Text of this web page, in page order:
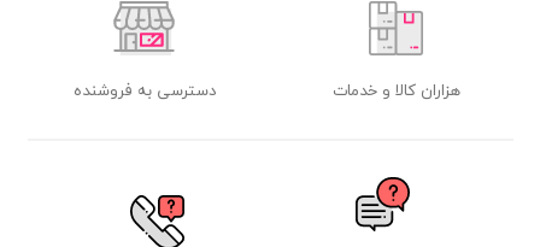
هزاران کالا و خدمات دسترسی به فروشنده